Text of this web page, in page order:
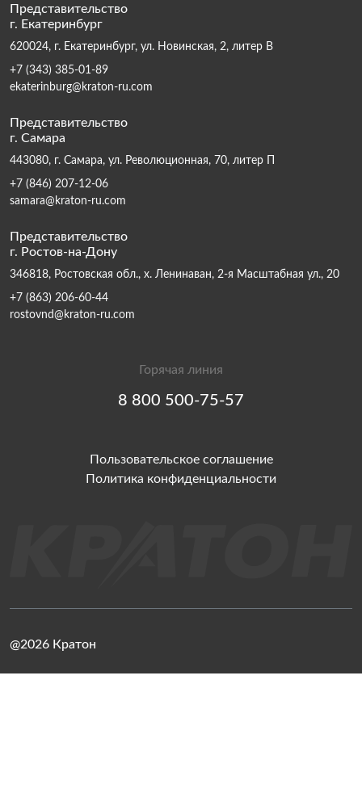
Представительство
г. Екатеринбург
620024, г. Екатеринбург, ул. Новинская, 2, литер В
+7 (343) 385-01-89
ekaterinburg@kraton-ru.com
Представительство
г. Самара
443080, г. Самара, ул. Революционная, 70, литер П
+7 (846) 207-12-06
samara@kraton-ru.com
Представительство
г. Ростов-на-Дону
346818, Ростовская обл., х. Ленинаван, 2-я Масштабная ул., 20
+7 (863) 206-60-44
rostovnd@kraton-ru.com
Горячая линия
8 800 500-75-57
Пользовательское соглашение
Политика конфиденциальности
@2026 Кратон